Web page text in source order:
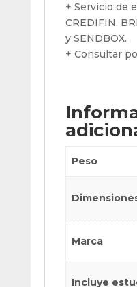
+ Servicio de
CREDIFIN,
y SENDBOX.
+ Consultar
Peso
Marca
Incluye